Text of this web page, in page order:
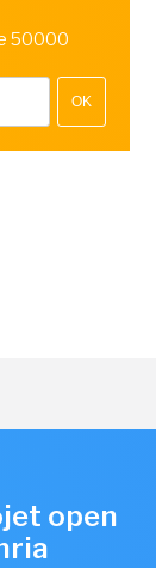
50000
OK
open